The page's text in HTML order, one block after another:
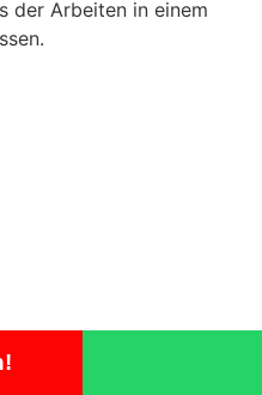
der Arbeiten in einem